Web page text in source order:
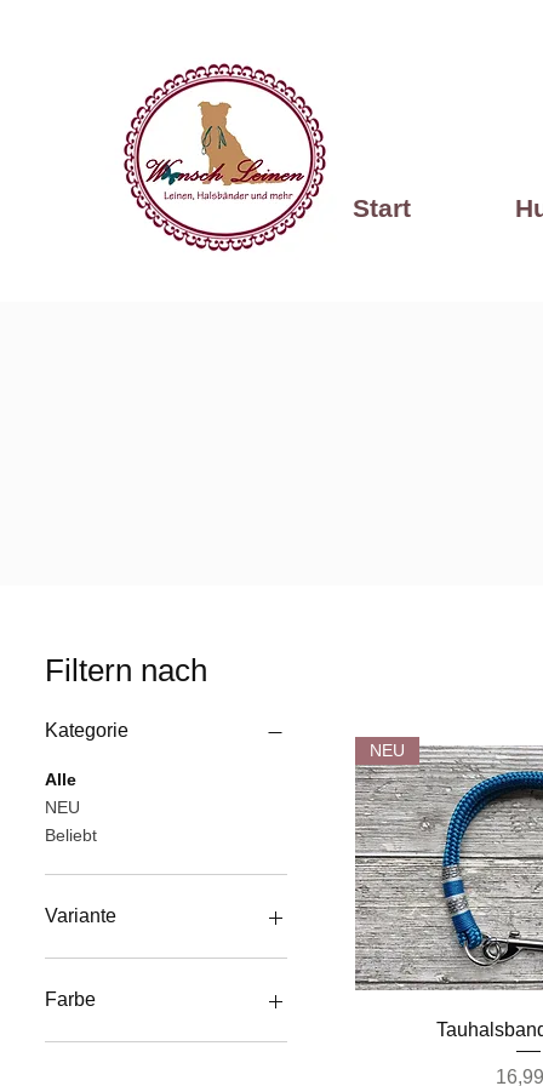
Start
Filtern nach
Kategorie
Alle
NEU
Beliebt
Variante
Feste Halsung
Zugstopphalsbänder
Farbe
Schwarz
NEU
Preis